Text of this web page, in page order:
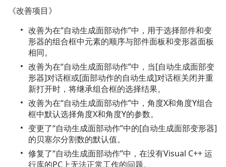
《改善项目》
改善为在“自动生成面部动作”中，用于选择部件和变
形器的组合框中元素的顺序与部件面板和变形器面板
相同。
改善为在“自动生成面部动作”中，当[自动生成面部变
形器]对话框或[面部动作的自动生成]对话框关闭并重
新打开时，将继承组合框的选择结果。
改善为在“自动生成面部动作”中，角度X和角度Y组合
框中默认选择角度X和角度Y的参数。
变更了“自动生成面部动作”中的[自动生成面部变形器]
的贝塞尔分割数的默认值。
修复了“自动生成面部动作”中，在没有Visual C++ 运
行库的PC上无法正常工作的问题。